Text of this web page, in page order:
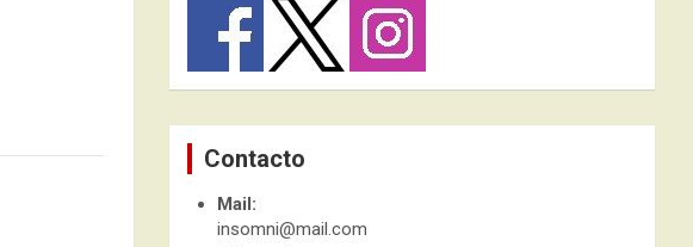
Contacto
Mail:
insomni@mail.com